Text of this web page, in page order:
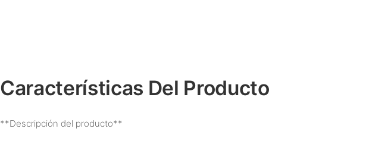
Características Del Producto
**Descripción del producto**